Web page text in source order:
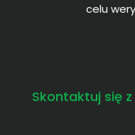
celu
Skontaktuj się